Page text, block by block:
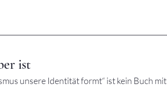
ist
unsere Identität formt“ ist kein Buch mit